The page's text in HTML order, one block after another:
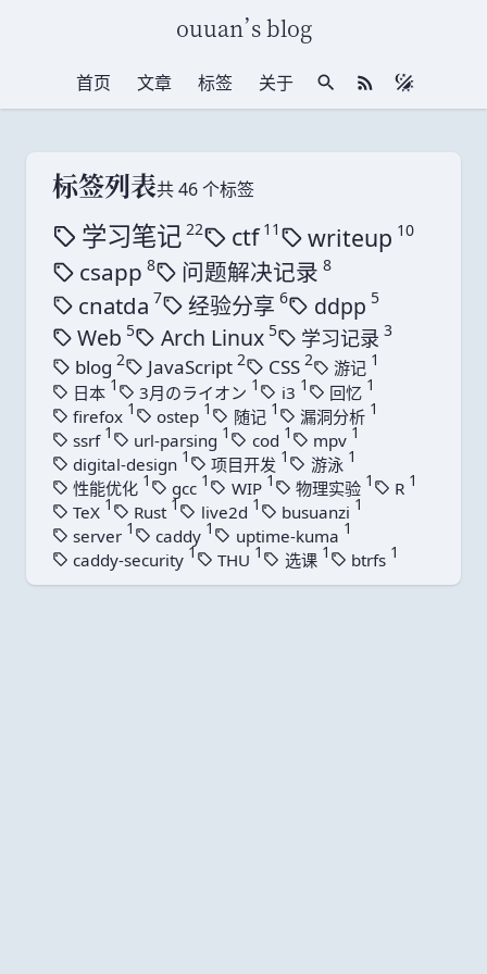
ouuan’s blog
首页 文章 标签 关于 站内搜索RSS 订阅
标签列表共 46 个标签
学习笔记
使用了22次
22 ctf
使用了11次
11 writeup
使用了10次
10
csapp
使用了8次
8 问题解决记录
使用了8次
8
cnatda
使用了7次
7 经验分享
使用了6次
6 ddpp
使用了5次
5
Web
使用了5次
5 Arch Linux
使用了5次
5 学习记录
使用了3次
3
blog
使用了2次
2 JavaScript
使用了2次
2 CSS
使用了2次
2 游记
使用了1次
1
日本
使用了1次
1 3月のライオン
使用了1次
1 i3
使用了1次
1 回忆
使用了1次
1
firefox
使用了1次
1 ostep
使用了1次
1 随记
使用了1次
1 漏洞分析
使用了1次
1
ssrf
使用了1次
1 url-parsing
使用了1次
1 cod
使用了1次
1 mpv
使用了1次
1
digital-design
使用了1次
1 项目开发
使用了1次
1 游泳
使用了1次
1
性能优化
使用了1次
1 gcc
使用了1次
1 WIP
使用了1次
1 物理实验
使用了1次
1 R
使用了1次
1
TeX
使用了1次
1 Rust
使用了1次
1 live2d
使用了1次
1 busuanzi
使用了1次
1
server
使用了1次
1 caddy
使用了1次
1 uptime-kuma
使用了1次
1
caddy-security
使用了1次
1 THU
使用了1次
1 选课
使用了1次
1 btrfs
使用了1次
1